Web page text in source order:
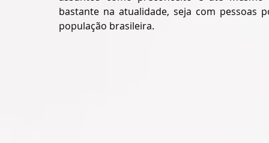
bastante na atualidade, seja com pessoas
população brasileira.